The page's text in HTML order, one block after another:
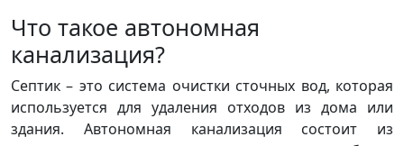
Что такое автономная
канализация?
Септик – это система очистки сточных вод, которая
используется для удаления отходов из дома или
здания. Автономная канализация состоит из